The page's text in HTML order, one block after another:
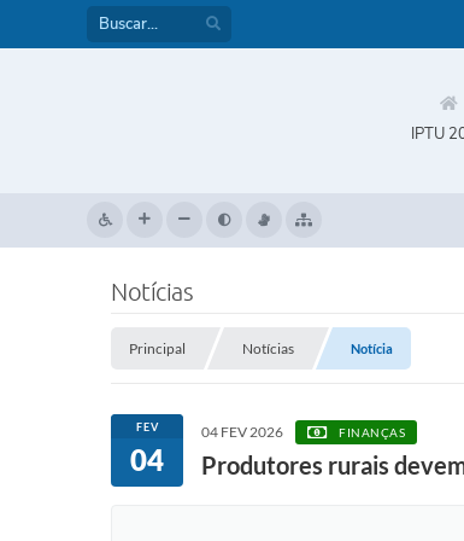
IPTU
Notícias
Principal Notícias Notícia
FEV
04
04 FEV 2026 FINANÇAS
Produtores rurais